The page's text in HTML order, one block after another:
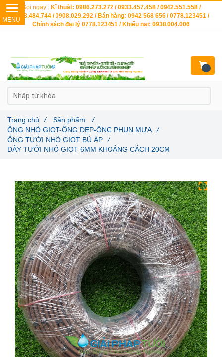
Trang chủ / Sản phẩm
/
ỐNG NHỎ GIỌT-ỐNG DẸP-ỐNG PHUN MƯA
/
ỐNG TƯỚI NHỎ GIỌT BÙ ÁP
/
DÂY TƯỚI NHỎ GIỌT 6MM KHOẢNG CÁCH 20CM
Gọi ngay : Kĩ thuật: 0986.273.272 / 0933.457.458 / 0942.551.558 /
0903.484.744 / 0908.029.292 / Bán hàng: 0942 568 656 / 0778.123451 /
Chính sách đại lý 0778.123451 / Khiếu nại: 0938.004.006